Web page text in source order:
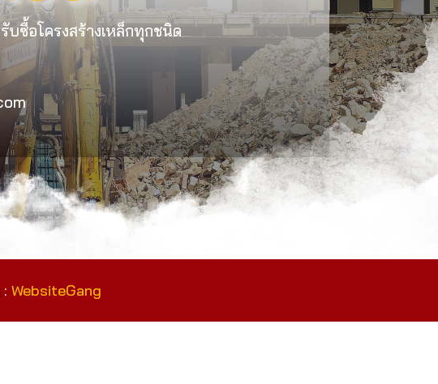
ซื้อโครงสร้างเหล็กทุกชนิด
WebsiteGang